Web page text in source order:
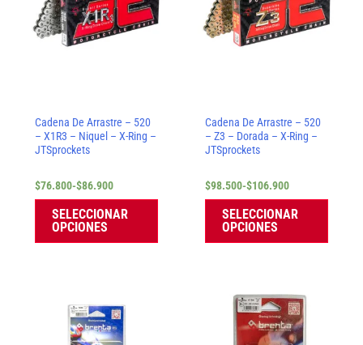
Cadena De Arrastre – 520
– X1R3 – Niquel – X-Ring –
JTSprockets
$76.800-$86.900
hasta
$86.900
SELECCIONAR
OPCIONES
múltiples
variantes.
la
Cadena De Arrastre – 520
– Z3 – Dorada – X-Ring –
JTSprockets
$98.500-$106.900
hasta
$106.900
SELECCIONAR
OPCIONES
la